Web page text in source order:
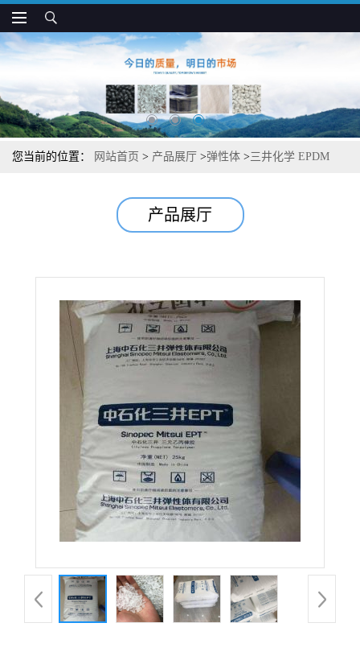
您当前的位置： 网站首页 > 产品展厅 >弹性体 >三井化学 EPDM
产品展厅